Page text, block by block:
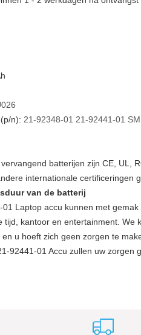
n): 21-92348-01 21-92441-01
batterijen zijn CE, UL,
internationale certificeringen
van de batterij
01 Laptop accu kunnen met
tijd, kantoor en entertainment. We
u hoeft zich geen zorgen te
92441-01 Accu zullen uw zorgen